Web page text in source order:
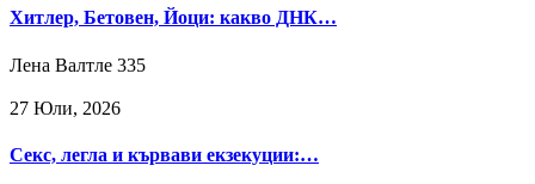
Хитлер, Бетовен, Йоци: какво ДНК…
Лена Валтле 335
27 Юли, 2026
Секс, легла и кървави екзекуции:…